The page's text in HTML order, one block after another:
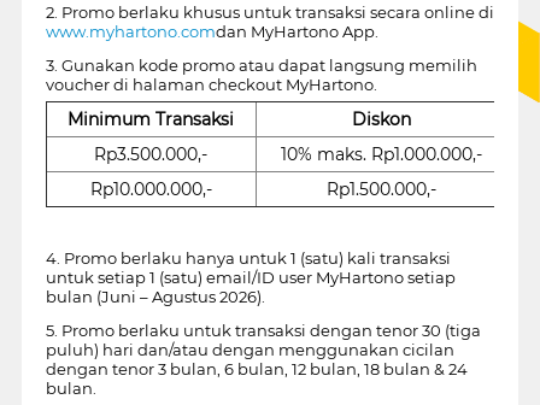
2. Promo berlaku khusus untuk transaksi secara online di
www.myhartono.comdan MyHartono App.
3. Gunakan kode promo atau dapat langsung memilih
voucher di halaman checkout MyHartono.
Minimum Transaksi Diskon
Rp3.500.000,-
10% maks. Rp1.000.000,-
Rp10.000.000,-
Rp1.500.000,-
4. Promo berlaku hanya untuk 1 (satu) kali transaksi
untuk setiap 1 (satu) email/ID user MyHartono setiap
bulan (Juni – Agustus 2026).
5. Promo berlaku untuk transaksi dengan tenor 30 (tiga
puluh) hari dan/atau dengan menggunakan cicilan
dengan tenor 3 bulan, 6 bulan, 12 bulan, 18 bulan & 24
bulan.